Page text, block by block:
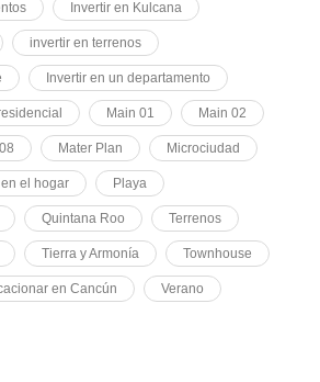
Invertir en Kulcana
invertir en terrenos
Invertir en un departamento
Main 01 Main 02
Mater Plan Microciudad
el hogar Playa
Quintana Roo Terrenos
Tierra y Armonía Townhouse
en Cancún Verano